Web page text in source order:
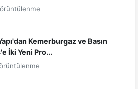
Kemerburgaz ve Basın
İki Yeni Pro...